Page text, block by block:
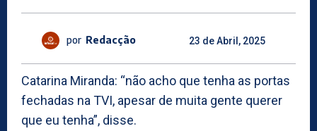
por Redacção 23 de Abril, 2025
Catarina Miranda: “não acho que tenha as portas
fechadas na TVI, apesar de muita gente querer
que eu tenha”, disse.